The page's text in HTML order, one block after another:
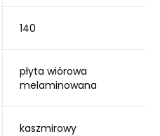
140
płyta wiórowa
melaminowana
kaszmirowy